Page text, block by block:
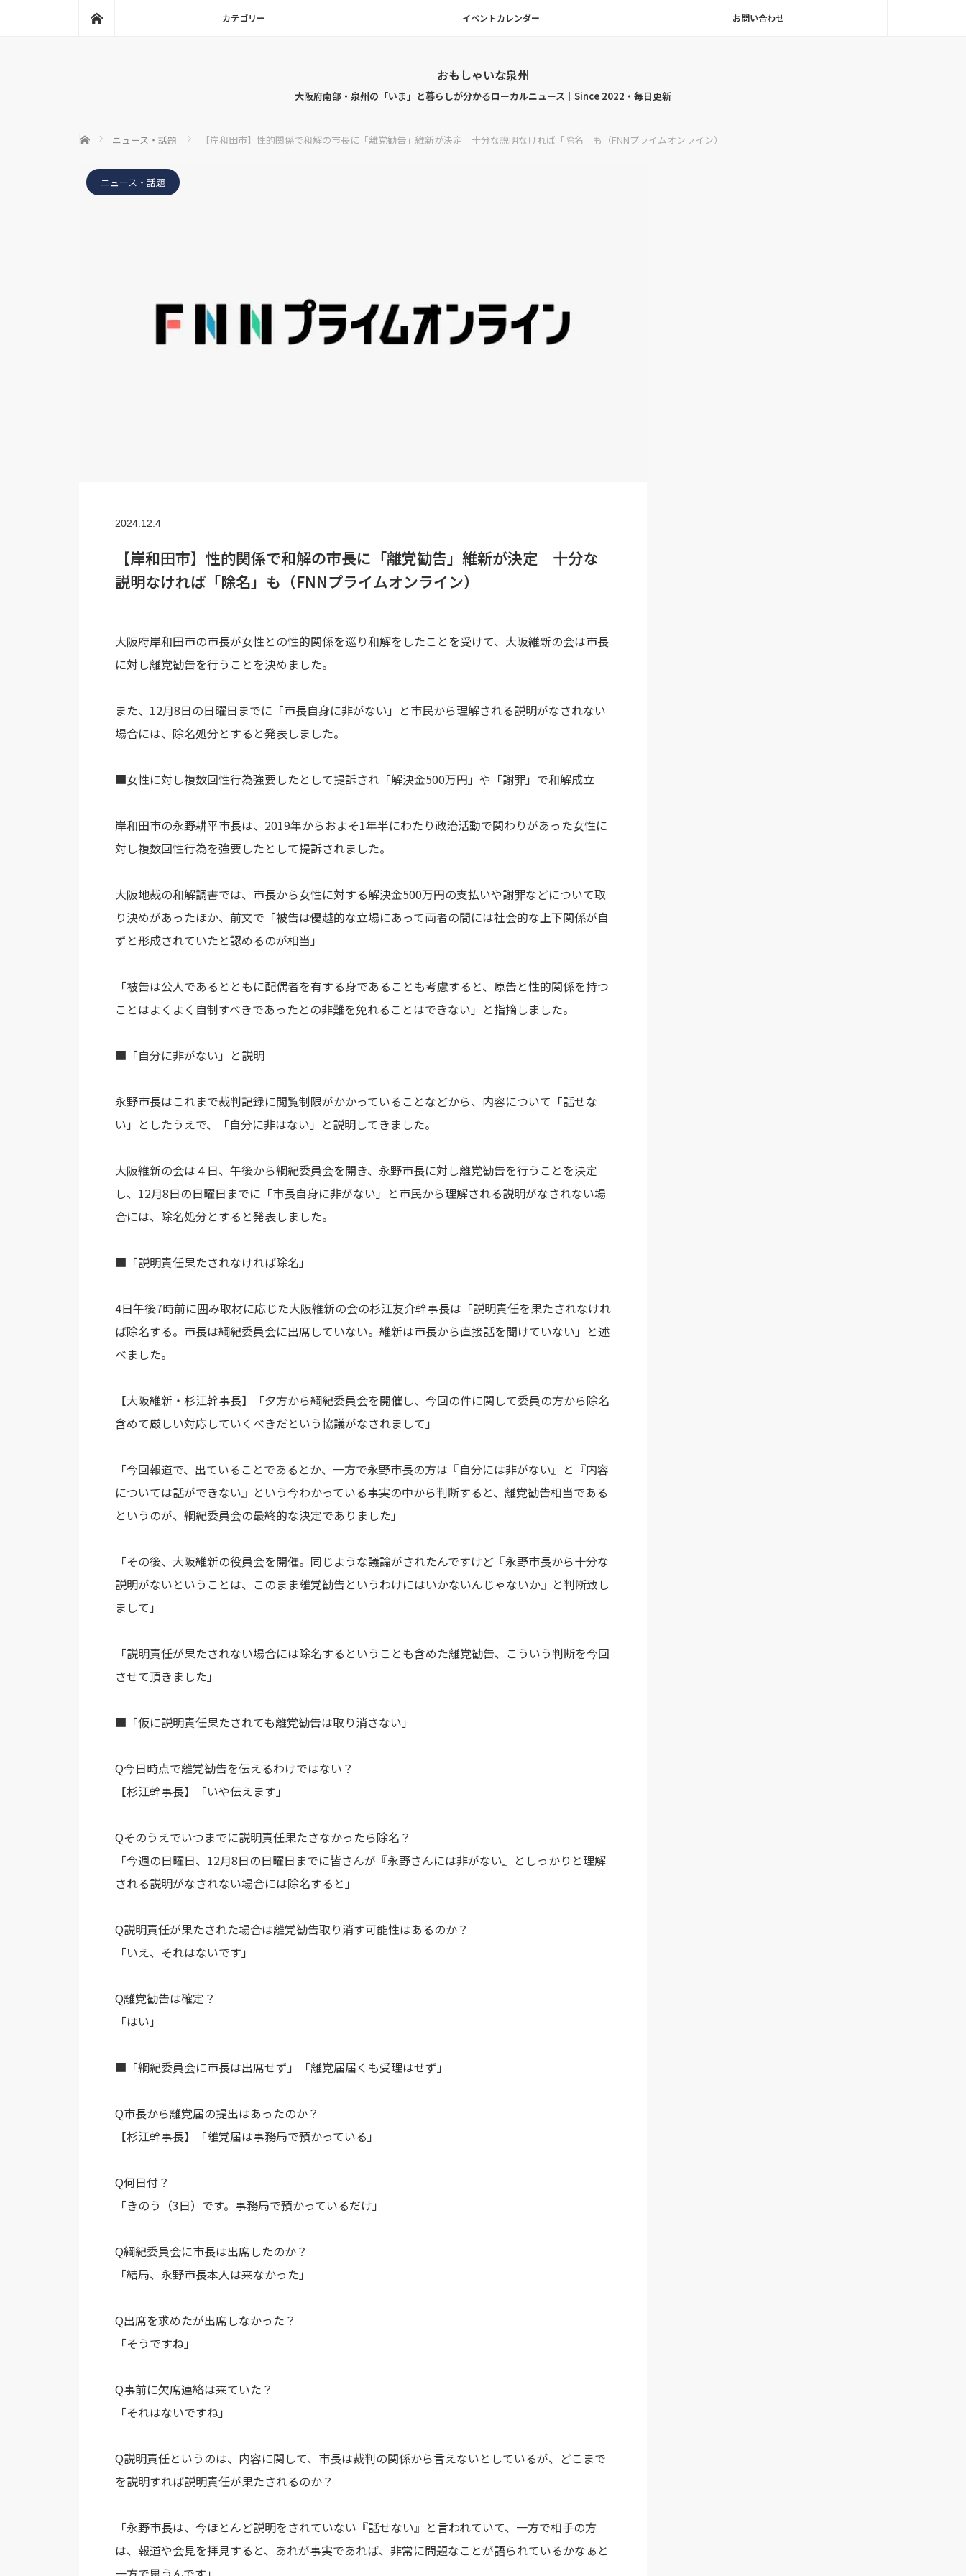
カテゴリー イベントカレンダー お問い合わせ
おもしゃいな泉州
大阪府南部・泉州の「いま」と暮らしが分かるローカルニュース｜Since 2022・毎日更新
ホーム ニュース・話題 【岸和田市】性的関係で和解の市長に「離党勧告」維新が決定 十分な説明なければ「除名」も（FNNプライムオンライン）
ニュース・話題
2024.12.4
【岸和田市】性的関係で和解の市長に「離党勧告」維新が決定 十分な
説明なければ「除名」も（FNNプライムオンライン）
大阪府岸和田市の市長が女性との性的関係を巡り和解をしたことを受けて、大阪維新の会は市長
に対し離党勧告を行うことを決めました。
また、12月8日の日曜日までに「市長自身に非がない」と市民から理解される説明がなされない
場合には、除名処分とすると発表しました。
■女性に対し複数回性行為強要したとして提訴され「解決金500万円」や「謝罪」で和解成立
岸和田市の永野耕平市長は、2019年からおよそ1年半にわたり政治活動で関わりがあった女性に
対し複数回性行為を強要したとして提訴されました。
大阪地裁の和解調書では、市長から女性に対する解決金500万円の支払いや謝罪などについて取
り決めがあったほか、前文で「被告は優越的な立場にあって両者の間には社会的な上下関係が自
ずと形成されていたと認めるのが相当」
「被告は公人であるとともに配偶者を有する身であることも考慮すると、原告と性的関係を持つ
ことはよくよく自制すべきであったとの非難を免れることはできない」と指摘しました。
■「自分に非がない」と説明
永野市長はこれまで裁判記録に閲覧制限がかかっていることなどから、内容について「話せな
い」としたうえで、「自分に非はない」と説明してきました。
大阪維新の会は４日、午後から綱紀委員会を開き、永野市長に対し離党勧告を行うことを決定
し、12月8日の日曜日までに「市長自身に非がない」と市民から理解される説明がなされない場
合には、除名処分とすると発表しました。
■「説明責任果たされなければ除名」
4日午後7時前に囲み取材に応じた大阪維新の会の杉江友介幹事長は「説明責任を果たされなけれ
ば除名する。市長は綱紀委員会に出席していない。維新は市長から直接話を聞けていない」と述
べました。
【大阪維新・杉江幹事長】「夕方から綱紀委員会を開催し、今回の件に関して委員の方から除名
含めて厳しい対応していくべきだという協議がなされまして」
「今回報道で、出ていることであるとか、一方で永野市長の方は『自分には非がない』と『内容
については話ができない』という今わかっている事実の中から判断すると、離党勧告相当である
というのが、綱紀委員会の最終的な決定でありました」
「その後、大阪維新の役員会を開催。同じような議論がされたんですけど『永野市長から十分な
説明がないということは、このまま離党勧告というわけにはいかないんじゃないか』と判断致し
まして」
「説明責任が果たされない場合には除名するということも含めた離党勧告、こういう判断を今回
させて頂きました」
■「仮に説明責任果たされても離党勧告は取り消さない」
Q今日時点で離党勧告を伝えるわけではない？
【杉江幹事長】「いや伝えます」
Qそのうえでいつまでに説明責任果たさなかったら除名？
「今週の日曜日、12月8日の日曜日までに皆さんが『永野さんには非がない』としっかりと理解
される説明がなされない場合には除名すると」
Q説明責任が果たされた場合は離党勧告取り消す可能性はあるのか？
「いえ、それはないです」
Q離党勧告は確定？
「はい」
■「綱紀委員会に市長は出席せず」「離党届届くも受理はせず」
Q市長から離党届の提出はあったのか？
【杉江幹事長】「離党届は事務局で預かっている」
Q何日付？
「きのう（3日）です。事務局で預かっているだけ」
Q綱紀委員会に市長は出席したのか？
「結局、永野市長本人は来なかった」
Q出席を求めたが出席しなかった？
「そうですね」
Q事前に欠席連絡は来ていた？
「それはないですね」
Q説明責任というのは、内容に関して、市長は裁判の関係から言えないとしているが、どこまで
を説明すれば説明責任が果たされるのか？
「永野市長は、今ほとんど説明をされていない『話せない』と言われていて、一方で相手の方
は、報道や会見を拝見すると、あれが事実であれば、非常に問題なことが語られているかなぁと